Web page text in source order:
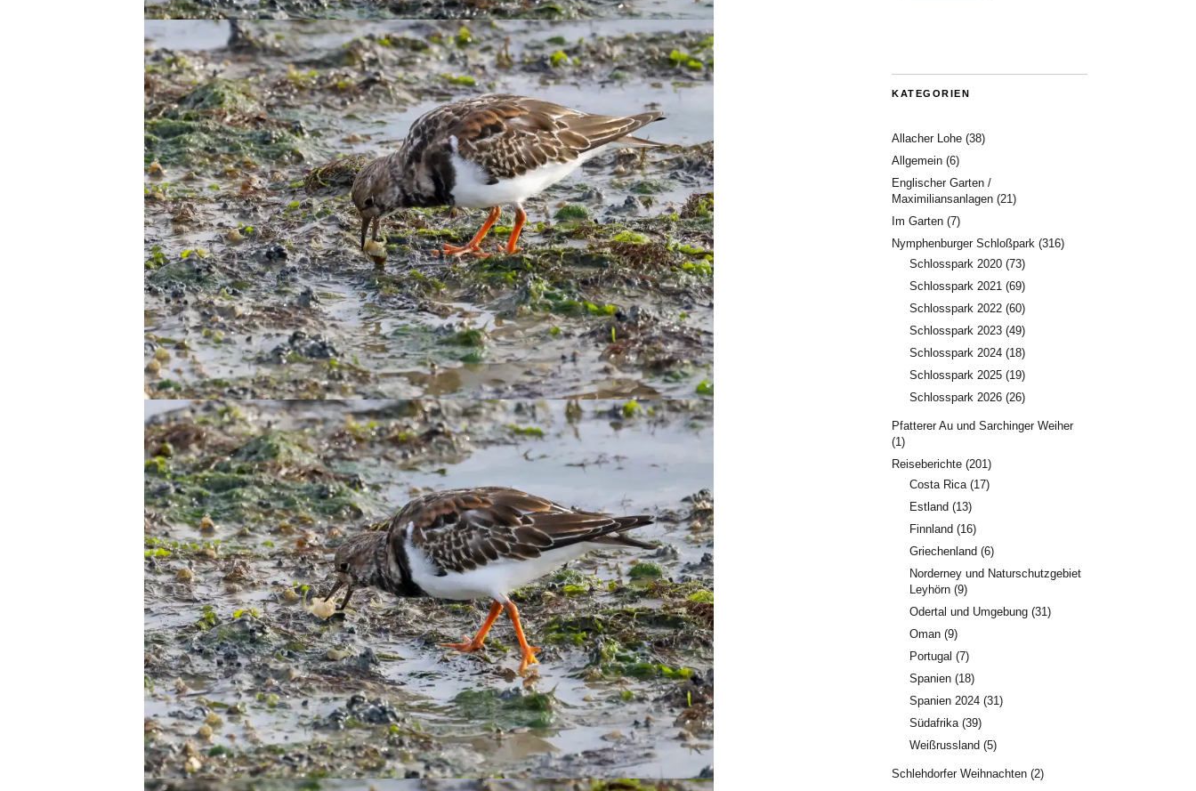
KATEGORIEN
Allacher Lohe (38)
Allgemein (6)
Englischer Garten /
Maximiliansanlagen (21)
Im Garten (7)
Nymphenburger Schloßpark (316)
Schlosspark 2020 (73)
Schlosspark 2021 (69)
Schlosspark 2022 (60)
Schlosspark 2023 (49)
Schlosspark 2024 (18)
Schlosspark 2025 (19)
Schlosspark 2026 (26)
Pfatterer Au und Sarchinger Weiher
(1)
Reiseberichte (201)
Costa Rica(17)
Estland (13)
Finnland (16)
Griechenland (6)
Norderney und Naturschutzgebiet
Leyhörn (9)
Odertal und Umgebung (31)
Oman (9)
Portugal (7)
Spanien (18)
Spanien 2024 (31)
Südafrika(39)
Weißrussland (5)
Schlehdorfer Weihnachten (2)